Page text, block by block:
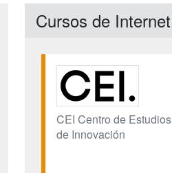
Cursos de Internet
CEI Centro de Estudios
de Innovación